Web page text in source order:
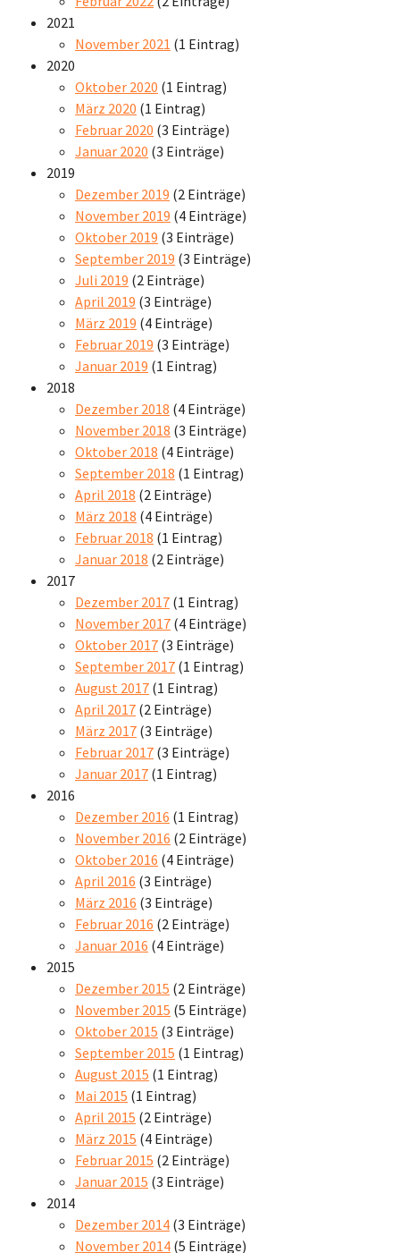
2021
November 2021 (1 Eintrag)
2020
Oktober 2020 (1 Eintrag)
März 2020 (1 Eintrag)
Februar 2020 (3 Einträge)
Januar 2020 (3 Einträge)
2019
Dezember 2019 (2 Einträge)
November 2019 (4 Einträge)
Oktober 2019 (3 Einträge)
September 2019 (3 Einträge)
Juli 2019 (2 Einträge)
April 2019 (3 Einträge)
März 2019 (4 Einträge)
Februar 2019 (3 Einträge)
Januar 2019 (1 Eintrag)
2018
Dezember 2018 (4 Einträge)
November 2018 (3 Einträge)
Oktober 2018 (4 Einträge)
September 2018 (1 Eintrag)
April 2018 (2 Einträge)
März 2018 (4 Einträge)
Februar 2018 (1 Eintrag)
Januar 2018 (2 Einträge)
2017
Dezember 2017 (1 Eintrag)
November 2017 (4 Einträge)
Oktober 2017 (3 Einträge)
September 2017 (1 Eintrag)
August 2017 (1 Eintrag)
April 2017 (2 Einträge)
März 2017 (3 Einträge)
Februar 2017 (3 Einträge)
Januar 2017 (1 Eintrag)
2016
Dezember 2016 (1 Eintrag)
November 2016 (2 Einträge)
Oktober 2016 (4 Einträge)
April 2016 (3 Einträge)
März 2016 (3 Einträge)
Februar 2016 (2 Einträge)
Januar 2016 (4 Einträge)
2015
Dezember 2015 (2 Einträge)
November 2015 (5 Einträge)
Oktober 2015 (3 Einträge)
September 2015 (1 Eintrag)
August 2015 (1 Eintrag)
Mai 2015 (1 Eintrag)
April 2015 (2 Einträge)
März 2015 (4 Einträge)
Februar 2015 (2 Einträge)
Januar 2015 (3 Einträge)
2014
Dezember 2014 (3 Einträge)
November 2014 (5 Einträge)